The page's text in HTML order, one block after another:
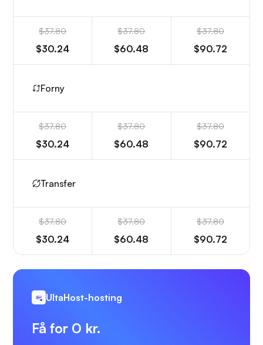
$37.80
$30.24
$37.80
$60.48
$37.80
$90.72
Forny
$37.80
$30.24
$37.80
$60.48
$37.80
$90.72
Transfer
$37.80
$30.24
$37.80
$60.48
$37.80
$90.72
UltaHost-hosting
Få for 0 kr.